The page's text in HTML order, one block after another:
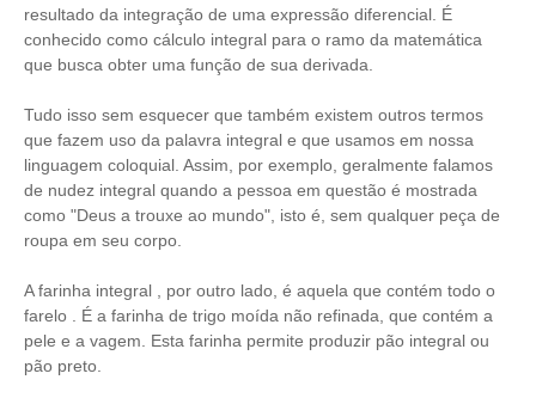
resultado da integração de uma expressão diferencial. É
conhecido como cálculo integral para o ramo da matemática
que busca obter uma função de sua derivada.
Tudo isso sem esquecer que também existem outros termos
que fazem uso da palavra integral e que usamos em nossa
linguagem coloquial. Assim, por exemplo, geralmente falamos
de nudez integral quando a pessoa em questão é mostrada
como "Deus a trouxe ao mundo", isto é, sem qualquer peça de
roupa em seu corpo.
A farinha integral , por outro lado, é aquela que contém todo o
farelo . É a farinha de trigo moída não refinada, que contém a
pele e a vagem. Esta farinha permite produzir pão integral ou
pão preto.